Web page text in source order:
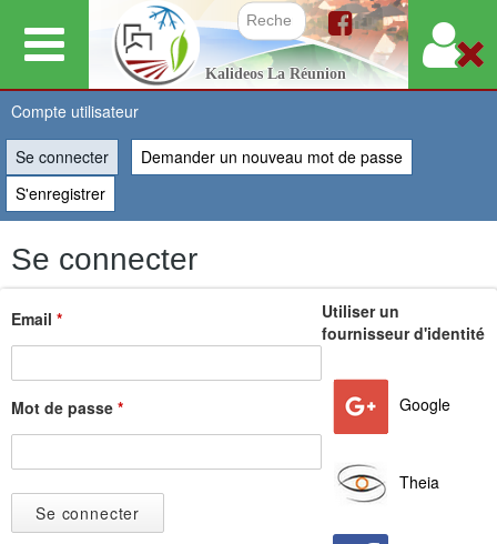
Aller
au
contenuKalideos La Réunion
Vous
êtes
ici
Compte utilisateur
Se connecter (onglet actif)
Demander un nouveau mot de passe
S'enregistrer
Se connecter
Email *
Mot de passe *
Utiliser un
fournisseur d'identité
Google
Theia